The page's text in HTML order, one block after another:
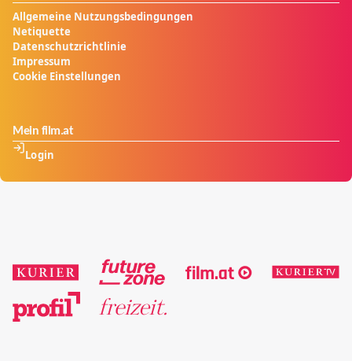
Allgemeine Nutzungsbedingungen
Netiquette
Datenschutzrichtlinie
Impressum
Cookie Einstellungen
Mein film.at
Login